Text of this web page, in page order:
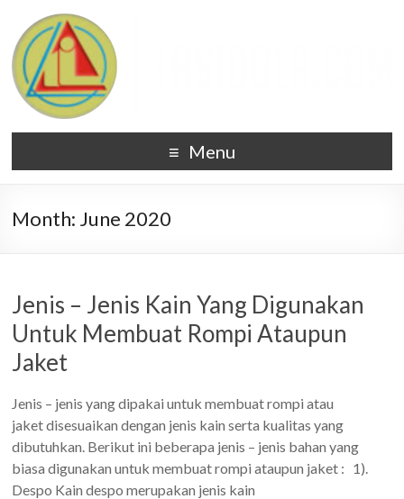
Menu
Month: June 2020
Jenis – Jenis Kain Yang Digunakan
Untuk Membuat Rompi Ataupun
Jaket
Jenis – jenis yang dipakai untuk membuat rompi atau
jaket disesuaikan dengan jenis kain serta kualitas yang
dibutuhkan. Berikut ini beberapa jenis – jenis bahan yang
biasa digunakan untuk membuat rompi ataupun jaket : 1).
Despo Kain despo merupakan jenis kain